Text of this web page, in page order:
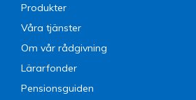
Produkter
Våra tjänster
Om vår rådgivning
Lärarfonder
Pensionsguiden